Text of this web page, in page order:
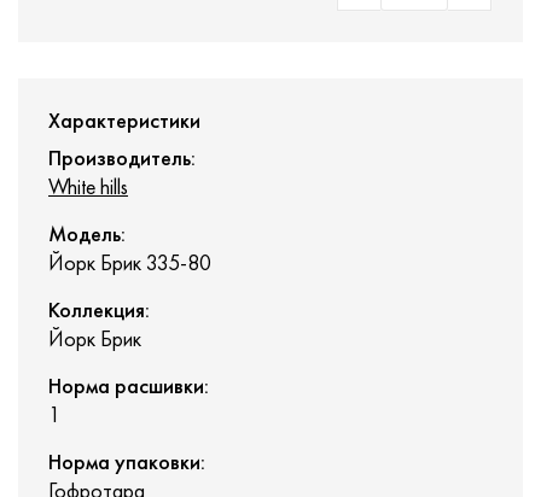
Характеристики
Производитель:
White hills
Модель:
Йорк Брик 335-80
Коллекция:
Йорк Брик
Норма расшивки:
1
Норма упаковки:
Гофротара